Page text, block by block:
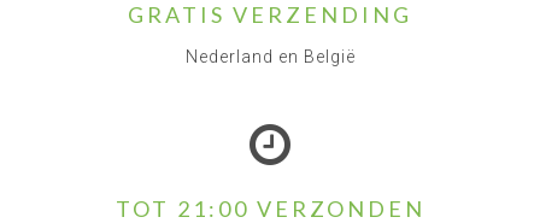
GRATIS VERZENDING
Nederland en België
TOT 21:00 VERZONDEN